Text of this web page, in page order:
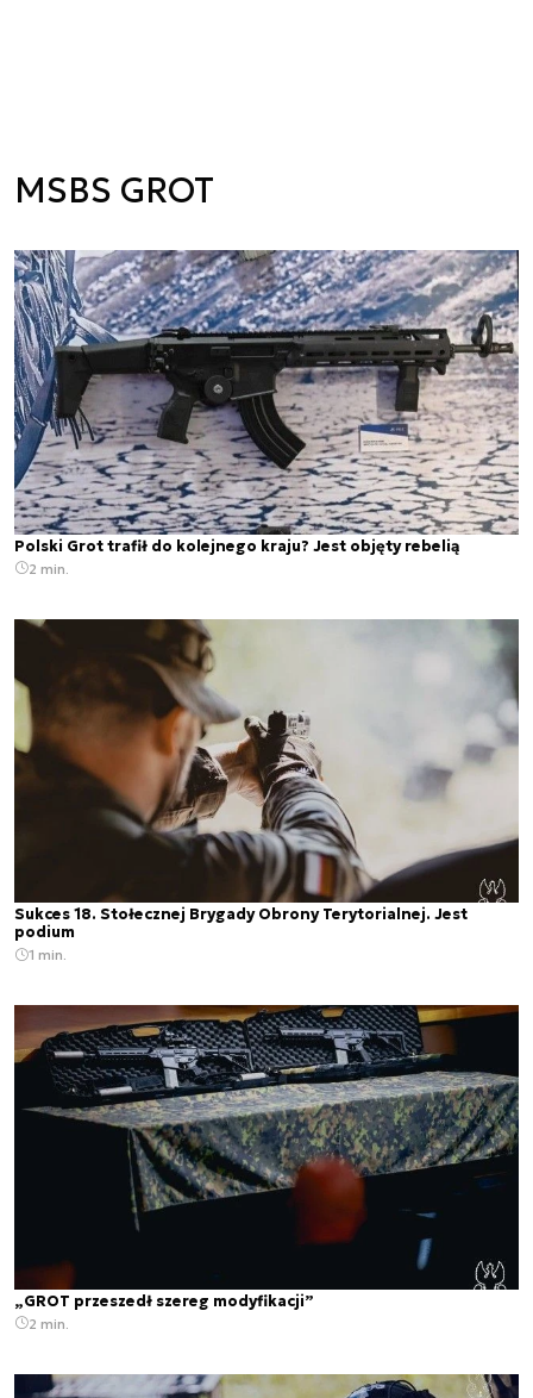
MSBS GROT
Polski Grot trafił do kolejnego kraju? Jest objęty rebelią
2 min.
Sukces 18. Stołecznej Brygady Obrony Terytorialnej. Jest
podium
1 min.
„GROT przeszedł szereg modyfikacji”
2 min.